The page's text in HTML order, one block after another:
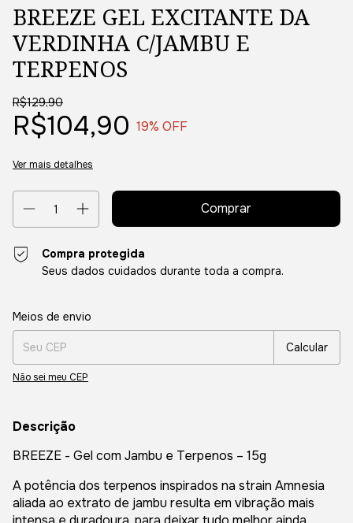
BREEZE GEL EXCITANTE DA
VERDINHA C/JAMBU E
TERPENOS
R$129,90
R$104,90 19% OFF
Ver mais detalhes
Compra protegida
Seus dados cuidados durante toda a compra.
Entregas para o CEP:
Meios de envio
Calcular
Não sei meu CEP
Descrição
BREEZE - Gel com Jambu e Terpenos – 15g
A potência dos terpenos inspirados na strain Amnesia
aliada ao extrato de jambu resulta em vibração mais